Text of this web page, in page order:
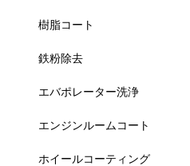
樹脂コート
鉄粉除去
エバポレーター洗浄
エンジンルームコート
ホイールコーティング